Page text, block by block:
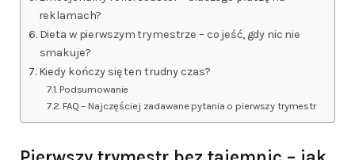
reklamach?
Dieta w pierwszym trymestrze – co jeść, gdy nic nie
smakuje?
Kiedy kończy się ten trudny czas?
Podsumowanie
FAQ – Najczęściej zadawane pytania o pierwszy trymestr